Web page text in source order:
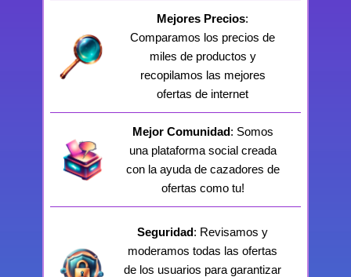
Mejores Precios:
Comparamos los precios de
miles de productos y
recopilamos las mejores
ofertas de internet
Mejor Comunidad: Somos
una plataforma social creada
con la ayuda de cazadores de
ofertas como tu!
Seguridad: Revisamos y
moderamos todas las ofertas
de los usuarios para garantizar